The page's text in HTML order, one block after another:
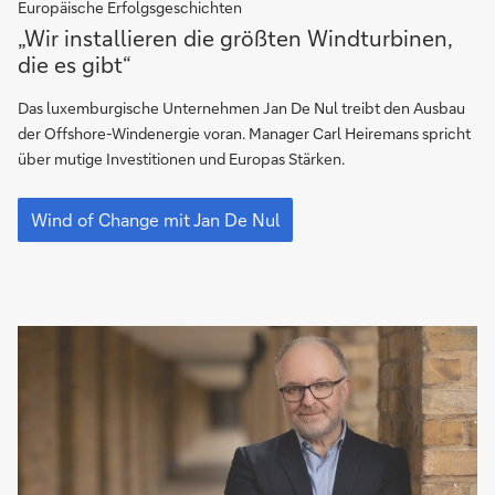
Europäische Erfolgsgeschichten
„Wir
installieren
die
größten
Windturbinen,
die
gibt“
„Wir installieren die größten Windturbinen,
die es gibt“
Das luxemburgische Unternehmen Jan De Nul treibt den Ausbau
der Offshore-Windenergie voran. Manager Carl Heiremans spricht
über mutige Investitionen und Europas Stärken.
„Wir
installieren
die
es
Wind of Change mit Jan De Nul